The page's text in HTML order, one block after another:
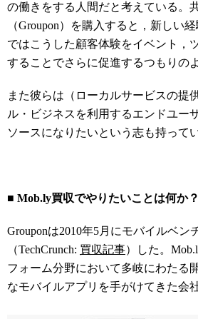
の働きをする人間だと考えている。
（Groupon）を購入すると，新しい
ではこうした顧客体験をイベント，
することでさらに促進するつもりの
また彼らは（ローカルサービスの提
ル・ビジネスを利用するエンドユー
ソースになりたいという志も持って
■ Mob.ly買収でやりたいことは何か？
Grouponは2010年5月にモバイルベン
（TechCrunch: 買収記事）した。
フォーム分野において多岐にわたる
なモバイルアプリを手がけてきた会社